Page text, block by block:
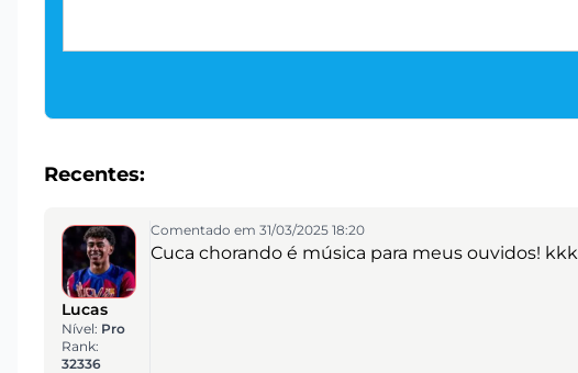
Recentes:
Lucas
Nível: Pro
Rank:
32336
Comentado em 31/03/2025 18:20
Cuca chorando é música para meus ouvidos! kkk